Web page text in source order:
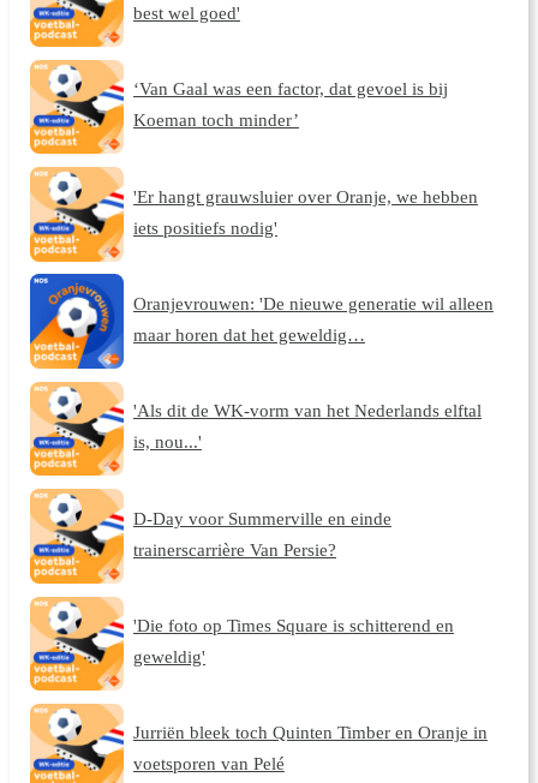
best wel goed'
‘Van Gaal was een factor, dat gevoel is bij
Koeman toch minder’
'Er hangt grauwsluier over Oranje, we hebben
iets positiefs nodig'
Oranjevrouwen: 'De nieuwe generatie wil alleen
maar horen dat het geweldig…
'Als dit de WK-vorm van het Nederlands elftal
is, nou...'
D-Day voor Summerville en einde
trainerscarrière Van Persie?
'Die foto op Times Square is schitterend en
geweldig'
Jurriën bleek toch Quinten Timber en Oranje in
voetsporen van Pelé